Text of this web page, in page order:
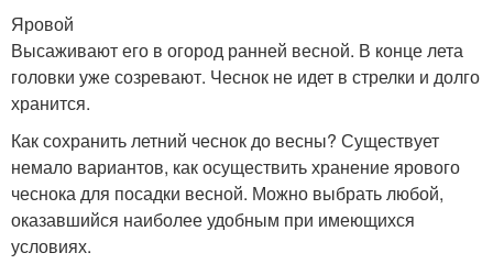
Яровой
Высаживают его в огород ранней весной. В конце лета
головки уже созревают. Чеснок не идет в стрелки и долго
хранится.
Как сохранить летний чеснок до весны? Существует
немало вариантов, как осуществить хранение ярового
чеснока для посадки весной. Можно выбрать любой,
оказавшийся наиболее удобным при имеющихся
условиях.